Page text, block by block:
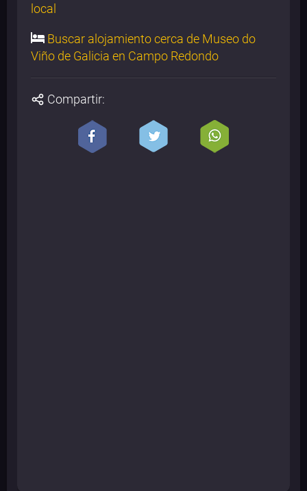
local
Buscar alojamiento cerca de Museo do
Viño de Galicia en Campo Redondo
Compartir: